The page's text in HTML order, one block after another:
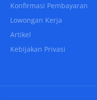
Konfirmasi Pembayaran
Lowongan Kerja
Artikel
Kebijakan Privasi